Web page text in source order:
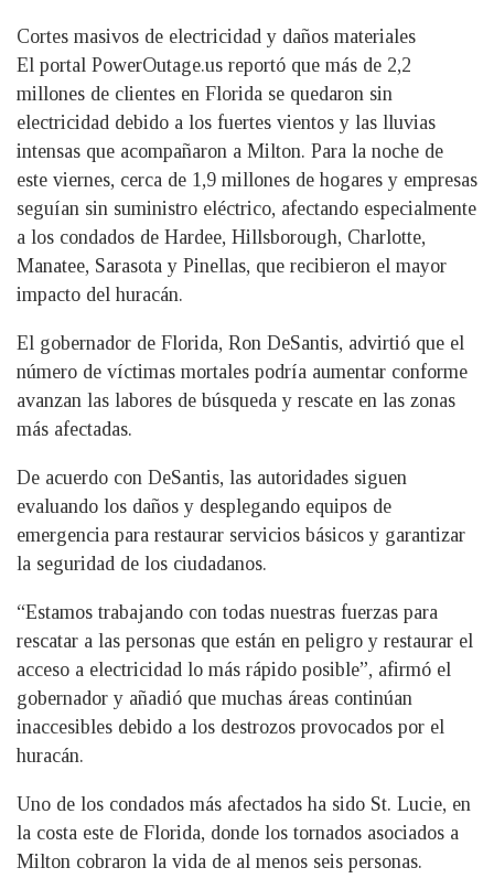
Cortes masivos de electricidad y daños materiales
El portal PowerOutage.us reportó que más de 2,2
millones de clientes en Florida se quedaron sin
electricidad debido a los fuertes vientos y las lluvias
intensas que acompañaron a Milton. Para la noche de
este viernes, cerca de 1,9 millones de hogares y empresas
seguían sin suministro eléctrico, afectando especialmente
a los condados de Hardee, Hillsborough, Charlotte,
Manatee, Sarasota y Pinellas, que recibieron el mayor
impacto del huracán.
El gobernador de Florida, Ron DeSantis, advirtió que el
número de víctimas mortales podría aumentar conforme
avanzan las labores de búsqueda y rescate en las zonas
más afectadas.
De acuerdo con DeSantis, las autoridades siguen
evaluando los daños y desplegando equipos de
emergencia para restaurar servicios básicos y garantizar
la seguridad de los ciudadanos.
“Estamos trabajando con todas nuestras fuerzas para
rescatar a las personas que están en peligro y restaurar el
acceso a electricidad lo más rápido posible”, afirmó el
gobernador y añadió que muchas áreas continúan
inaccesibles debido a los destrozos provocados por el
huracán.
Uno de los condados más afectados ha sido St. Lucie, en
la costa este de Florida, donde los tornados asociados a
Milton cobraron la vida de al menos seis personas.